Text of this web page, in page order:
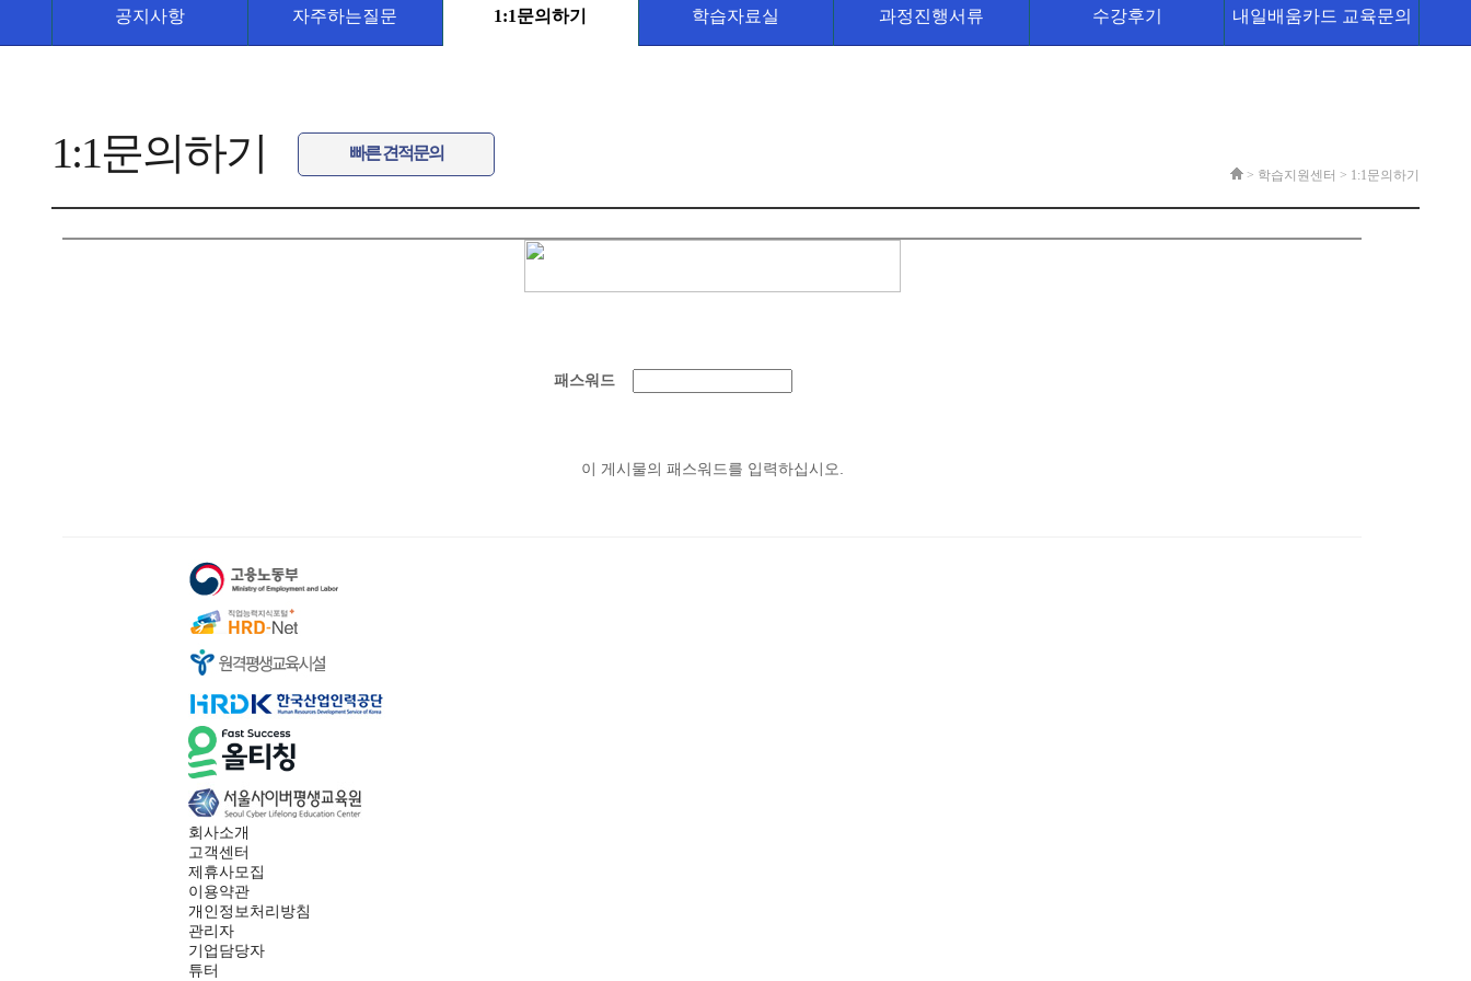
공지사항 자주하는질문 1:1문의하기 학습자료실 과정진행서류 수강후기 내일배움카드 교육문의
1:1문의하기 빠른 견적문의
> 학습지원센터 > 1:1문의하기
패스워드
이 게시물의 패스워드를 입력하십시오.
회사소개
고객센터
제휴사모집
이용약관
개인정보처리방침
관리자
기업담당자
튜터